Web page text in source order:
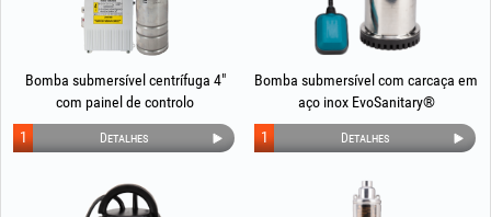
Bomba submersível centrífuga 4"
com painel de controlo
EvoSanitary®
Detalhes
1
Bomba submersível com carcaça em
aço inox EvoSanitary®
Detalhes
1